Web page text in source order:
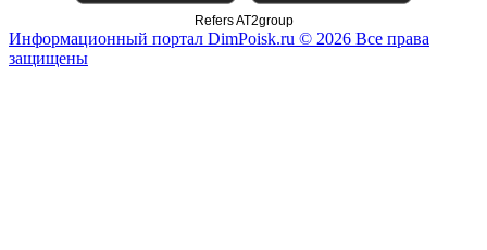
Refers AT2group
Информационный портал DimPoisk.ru © 2026 Все права
защищены